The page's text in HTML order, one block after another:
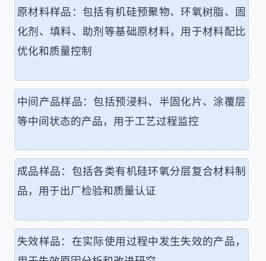
原材料样品：包括有机硅预聚物、环氧树脂、固
化剂、填料、助剂等基础原材料，用于材料配比
优化和质量控制
中间产品样品：包括预浸料、半固化片、涂覆层
等中间状态的产品，用于工艺过程监控
成品样品：包括各类有机硅环氧分层复合材料制
品，用于出厂检验和质量认证
失效样品：在实际使用过程中发生失效的产品，